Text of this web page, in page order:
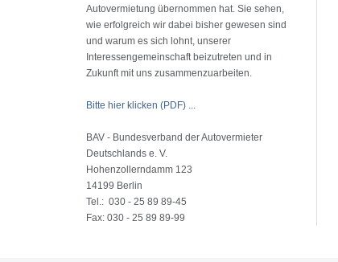
Autovermietung übernommen hat. Sie sehen,
wie erfolgreich wir dabei bisher gewesen sind
und warum es sich lohnt, unserer
Interessengemeinschaft beizutreten und in
Zukunft mit uns zusammenzuarbeiten.
Bitte hier klicken (PDF) ...
BAV - Bundesverband der Autovermieter
Deutschlands e. V.
Hohenzollerndamm 123
14199 Berlin
Tel.: 030 - 25 89 89-45
Fax: 030 - 25 89 89-99